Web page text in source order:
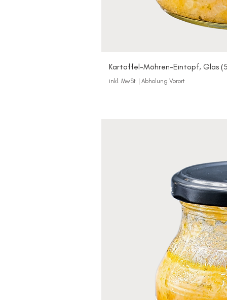
Kartoffel-Möhren-Eintopf, Glas
inkl. MwSt. | Abholung Vorort